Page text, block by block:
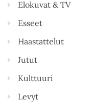
Elokuvat & TV
Esseet
Haastattelut
Jutut
Kulttuuri
Levyt